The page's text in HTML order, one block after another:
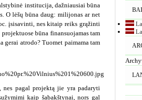
institucija, dažniausiai būna
O lėšų būna daug: milijonas ar net
įsisavinti, nes kitaip reiks grąžinti
būna finansuojamas tam
gerai atrodo? Tuomet paimama tam
pagal projektą jie yra padaryti
kaip šabakštynai, nors gal